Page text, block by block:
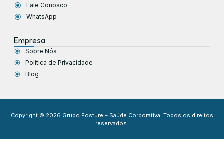
Fale Conosco
WhatsApp
Empresa
Sobre Nós
Política de Privacidade
Blog
Copyright © 2026 Grupo Posture – Saúde Corporativa. Todos os direitos
reservados.